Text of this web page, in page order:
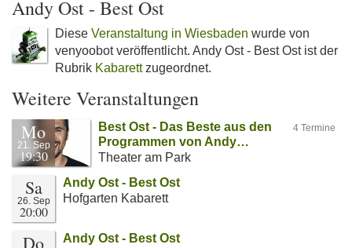
Andy Ost - Best Ost
Diese Veranstaltung in Wiesbaden wurde von
venyoobot veröffentlicht. Andy Ost - Best Ost ist der
Rubrik Kabarettzugeordnet.
Weitere Veranstaltungen
Mo
21. Sep
19:30
4 Termine
Best Ost - Das Beste aus den
Programmen von Andy…
Theater am Park
Sa
26. Sep
20:00
Andy Ost - Best Ost
Hofgarten Kabarett
Do
Andy Ost - Best Ost